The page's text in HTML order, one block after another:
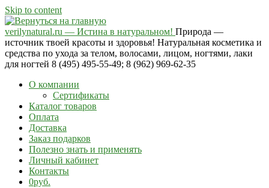
Skip to content
verilynatural.ru — Истина в натуральном! Природа —
источник твоей красоты и здоровья! Натуральная косметика и
средства по ухода за телом, волосами, лицом, ногтями, лаки
для ногтей 8 (495) 495-55-49; 8 (962) 969-62-35
О компании
Сертификаты
Каталог товаров
Оплата
Доставка
Заказ подарков
Полезно знать и применять
Личный кабинет
Контакты
0руб.